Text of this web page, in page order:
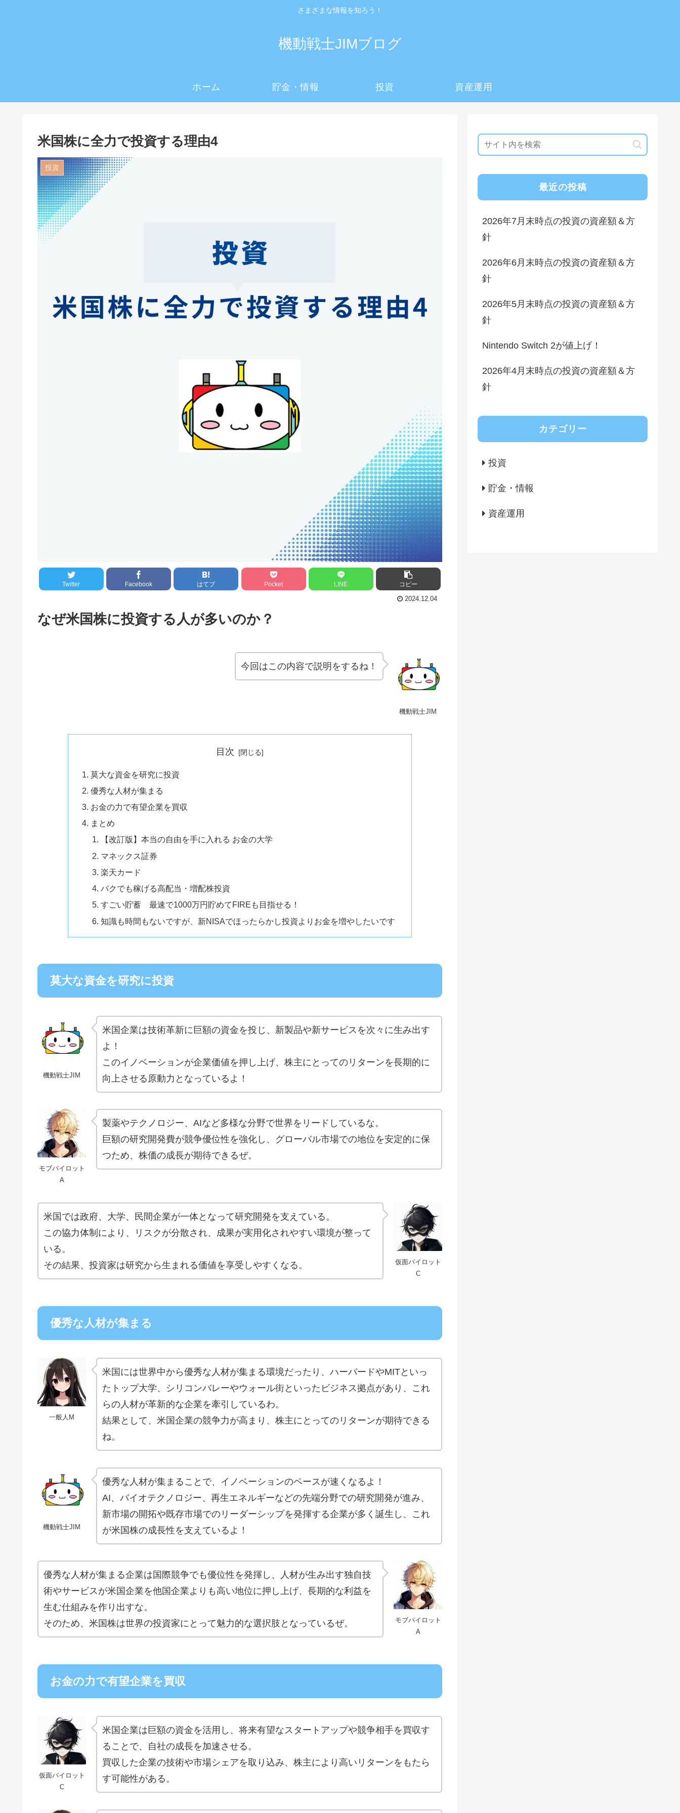
さまざまな情報を知ろう！
機動戦士JIMブログ
ホーム 貯金・情報 投資 資産運用
米国株に全力で投資する理由4
投資
Twitter Facebook はてブ Pocket LINE コピー
2024.12.04
なぜ米国株に投資する人が多いのか？
機動戦士JIM
今回はこの内容で説明をするね！
目次
莫大な資金を研究に投資
優秀な人材が集まる
お金の力で有望企業を買収
まとめ
【改訂版】本当の自由を手に入れる お金の大学
マネックス証券
楽天カード
バクでも稼げる高配当・増配株投資
すごい貯蓄 最速で1000万円貯めてFIREも目指せる！
知識も時間もないですが、新NISAでほったらかし投資よりお金を増やしたいです
莫大な資金を研究に投資
機動戦士JIM
米国企業は技術革新に巨額の資金を投じ、新製品や新サービスを次々に生み出す
よ！
このイノベーションが企業価値を押し上げ、株主にとってのリターンを長期的に
向上させる原動力となっているよ！
モブパイロット
A
製薬やテクノロジー、AIなど多様な分野で世界をリードしているな。
巨額の研究開発費が競争優位性を強化し、グローバル市場での地位を安定的に保
つため、株価の成長が期待できるぜ。
仮面パイロット
C
米国では政府、大学、民間企業が一体となって研究開発を支えている。
この協力体制により、リスクが分散され、成果が実用化されやすい環境が整って
いる。
その結果、投資家は研究から生まれる価値を享受しやすくなる。
優秀な人材が集まる
一般人M
米国には世界中から優秀な人材が集まる環境だったり、ハーバードやMITといっ
たトップ大学、シリコンバレーやウォール街といったビジネス拠点があり、これ
らの人材が革新的な企業を牽引しているわ。
結果として、米国企業の競争力が高まり、株主にとってのリターンが期待できる
ね。
機動戦士JIM
優秀な人材が集まることで、イノベーションのペースが速くなるよ！
AI、バイオテクノロジー、再生エネルギーなどの先端分野での研究開発が進み、
新市場の開拓や既存市場でのリーダーシップを発揮する企業が多く誕生し、これ
が米国株の成長性を支えているよ！
モブパイロット
A
優秀な人材が集まる企業は国際競争でも優位性を発揮し、人材が生み出す独自技
術やサービスが米国企業を他国企業よりも高い地位に押し上げ、長期的な利益を
生む仕組みを作り出すな。
そのため、米国株は世界の投資家にとって魅力的な選択肢となっているぜ。
お金の力で有望企業を買収
仮面パイロット
C
米国企業は巨額の資金を活用し、将来有望なスタートアップや競争相手を買収す
ることで、自社の成長を加速させる。
買収した企業の技術や市場シェアを取り込み、株主により高いリターンをもたら
す可能性がある。
最近の投稿
2026年7月末時点の投資の資産額＆方
針
2026年6月末時点の投資の資産額＆方
針
2026年5月末時点の投資の資産額＆方
針
Nintendo Switch 2が値上げ！
2026年4月末時点の投資の資産額＆方
針
カテゴリー
投資
貯金・情報
資産運用